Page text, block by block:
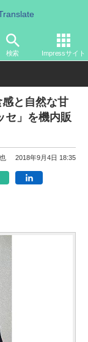
検索 Impressサイト
と自然な甘
セ」を機内販
2018年9月4日 18:35